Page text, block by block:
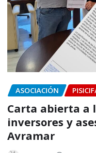
ASOCIACIÓN
Carta abierta a
inversores y
Avramar